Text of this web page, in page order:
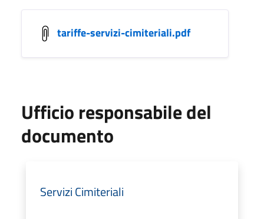
tariffe-servizi-cimiteriali.pdf
Ufficio responsabile del
documento
Servizi Cimiteriali